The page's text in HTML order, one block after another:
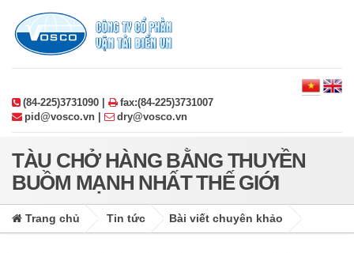
(84-225)3731090 |
fax:(84-225)3731007
pid@vosco.vn |
dry@vosco.vn
TÀU CHỞ HÀNG BẰNG THUYỀN
BUỒM MẠNH NHẤT THẾ GIỚI
Trang chủ Tin tức Bài viết chuyên khảo